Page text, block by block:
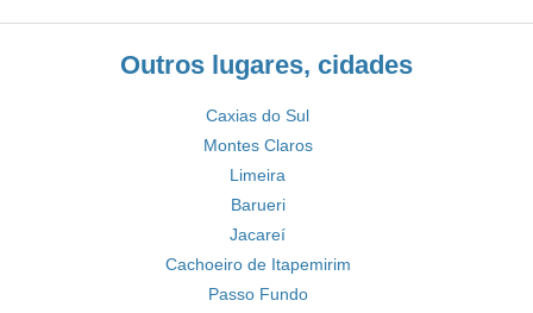
Outros lugares, cidades
Caxias do Sul
Montes Claros
Limeira
Barueri
Jacareí
Cachoeiro de Itapemirim
Passo Fundo